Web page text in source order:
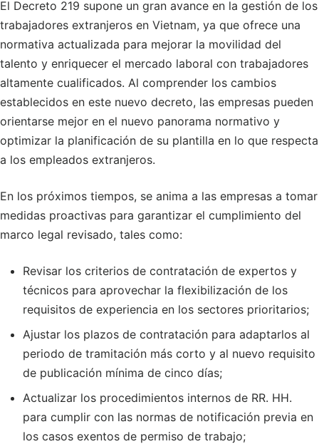
El Decreto 219 supone un gran avance en la gestión de los
trabajadores extranjeros en Vietnam, ya que ofrece una
normativa actualizada para mejorar la movilidad del
talento y enriquecer el mercado laboral con trabajadores
altamente cualificados. Al comprender los cambios
establecidos en este nuevo decreto, las empresas pueden
orientarse mejor en el nuevo panorama normativo y
optimizar la planificación de su plantilla en lo que respecta
a los empleados extranjeros.
En los próximos tiempos, se anima a las empresas a tomar
medidas proactivas para garantizar el cumplimiento del
marco legal revisado, tales como:
Revisar los criterios de contratación de expertos y
técnicos para aprovechar la flexibilización de los
requisitos de experiencia en los sectores prioritarios;
Ajustar los plazos de contratación para adaptarlos al
periodo de tramitación más corto y al nuevo requisito
de publicación mínima de cinco días;
Actualizar los procedimientos internos de RR. HH.
para cumplir con las normas de notificación previa en
los casos exentos de permiso de trabajo;